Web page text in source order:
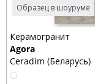
Образец в шоуруме
Керамогранит
Agora
Ceradim (Беларусь)